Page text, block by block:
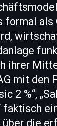
formal als
ihrer
mit den
2 %“,
faktisch
über die